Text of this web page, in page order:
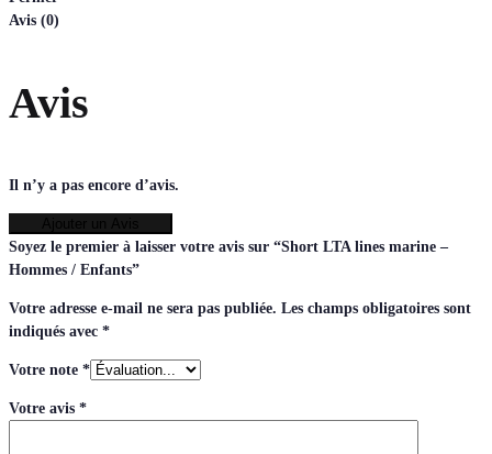
Avis (0)
Avis
Il n’y a pas encore d’avis.
Soyez le premier à laisser votre avis sur “Short LTA lines marine –
Hommes / Enfants”
Votre adresse e-mail ne sera pas publiée. Les champs obligatoires sont
indiqués avec *
Votre note *
Votre avis *